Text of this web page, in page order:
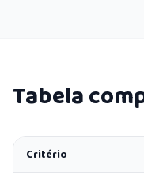
Tabela
Critério